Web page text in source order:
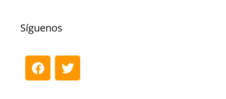
Síguenos